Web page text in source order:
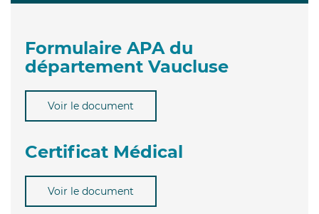
Formulaire APA du
département Vaucluse
Voir le document
Certificat Médical
Voir le document